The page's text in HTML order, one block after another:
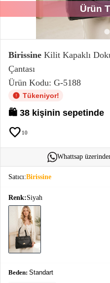
Sweatshirt
Ev
Giyimkeyboard_arrow_down
Takımlar keyboard_arrow_down
Elbise
Alt
keyboard_arrow_down
Ürün
Birissine Kilit Kapaklı
Çantası
Ürün Kodu: G-5188
Tükeniyor!
🛍️ 38 kişinin sepetinde
favorite 10
Whattsap
Satıcı:Birissine
Renk:Siyah
Beden: Standart